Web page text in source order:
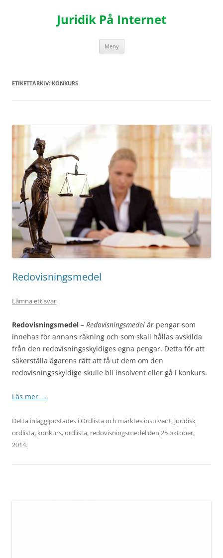
Juridik På Internet
Meny
ETIKETTARKIV: KONKURS
Redovisningsmedel
Lämna ett svar
Redovisningsmedel – Redovisningsmedel är pengar som
innehas för annans räkning och som skall hållas avskilda
från den redovisningsskyldiges egna pengar. Detta för att
säkerställa ägarens rätt att få ut dem om den
redovisningsskyldige skulle bli insolvent eller gå i konkurs.
Läs mer →
Detta inlägg postades iOrdlista och märktes insolvent, juridisk
ordlista, konkurs,ordlista, redovisningsmedelden 25 oktober,
2014.